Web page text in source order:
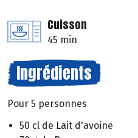
Cuisson
45 min
Ingrédients
Pour 5 personnes
50 cl de Lait d'avoine